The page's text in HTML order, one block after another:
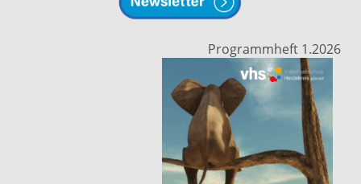
Programmheft 1.2026